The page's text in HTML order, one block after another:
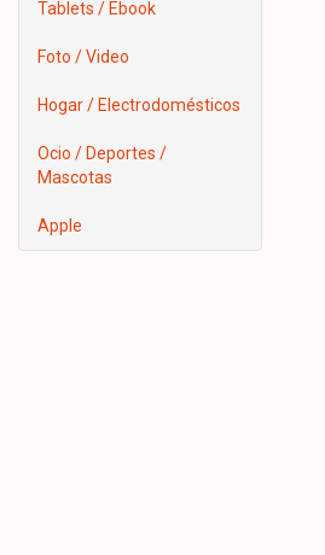
Tablets / Ebook
Foto / Video
Hogar / Electrodomésticos
Ocio / Deportes /
Mascotas
Apple